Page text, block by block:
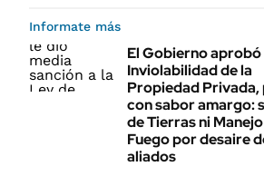
Informate más
El Gobierno aprobó
Inviolabilidad de la
Propiedad Privada,
con sabor amargo:
de Tierras ni
Fuego por desaire
aliados